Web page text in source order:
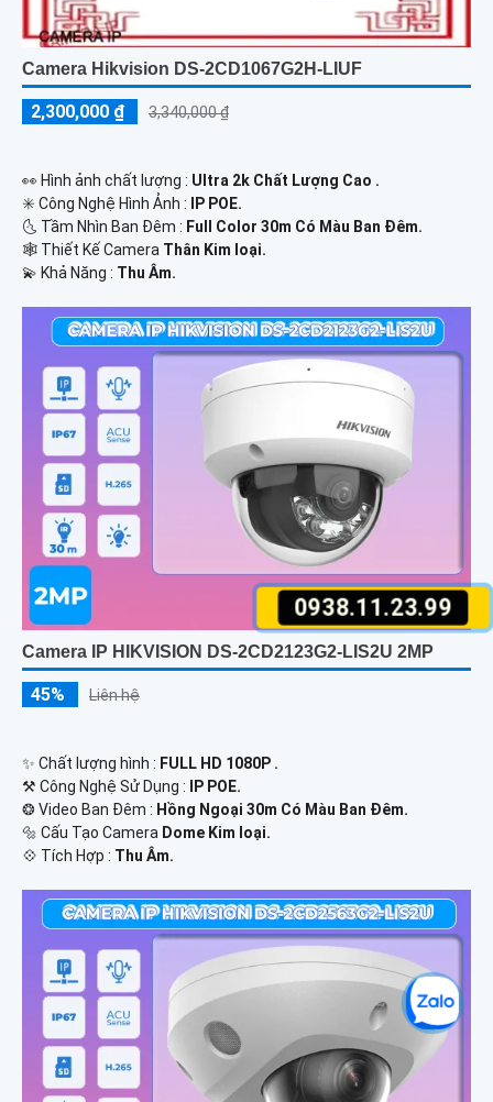
0938.11.23.99
Camera Hikvision DS-2CD1067G2H-LIUF
2,300,000 ₫ 3,340,000 ₫
️👀 Hình ảnh chất lượng : Ultra 2k Chất Lượng Cao .
✳️ Công Nghệ Hình Ảnh :
IP POE.
🌜 Tầm Nhìn Ban Đêm : Full Color 30m Có Màu Ban Ðêm.
🕸️ Thiết Kế Camera Thân Kim loại.
️💫 Khả Năng : Thu Âm.
Camera IP HIKVISION DS-2CD2123G2-LIS2U 2MP
45% Liên hệ
✨ Chất lượng hình : FULL HD 1080P .
⚒ Công Nghệ Sử Dụng :
IP POE.
❂ Video Ban Đêm : Hồng Ngoại 30m Có Màu Ban Ðêm.
🔩 Cấu Tạo Camera Dome Kim loại.
️💠 Tích Hợp : Thu Âm.